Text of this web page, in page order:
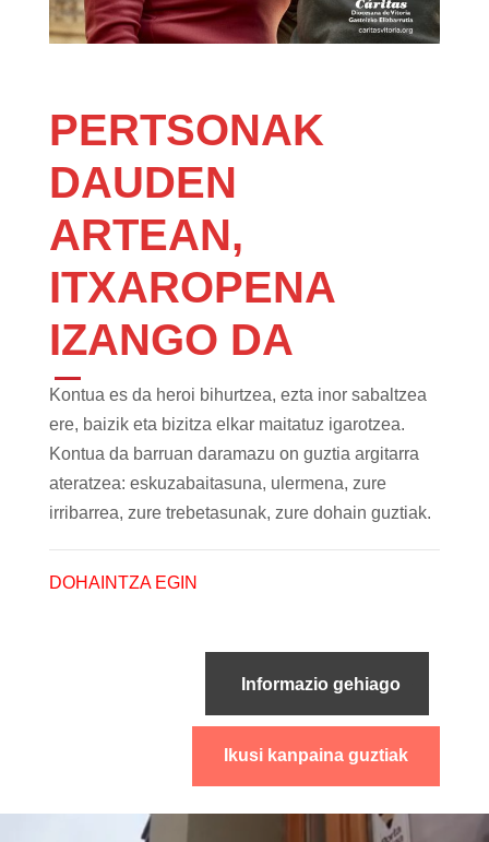
PERTSONAK
DAUDEN
ARTEAN,
ITXAROPENA
IZANGO DA
Kontua es da heroi bihurtzea, ezta inor sabaltzea
ere, baizik eta bizitza elkar maitatuz igarotzea.
Kontua da barruan daramazu on guztia argitarra
ateratzea: eskuzabaitasuna, ulermena, zure
irribarrea, zure trebetasunak, zure dohain guztiak.
DOHAINTZA EGIN
Informazio gehiago
Ikusi kanpaina guztiak